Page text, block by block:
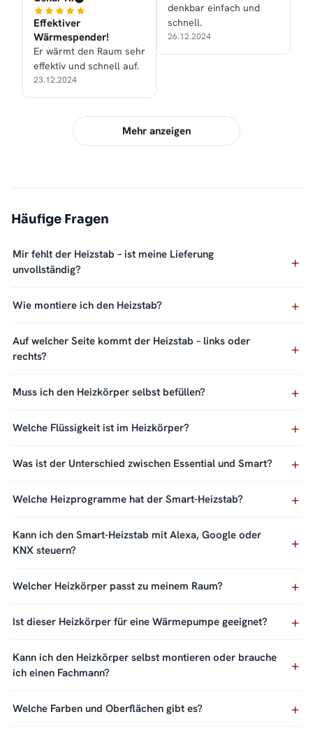
Effektiver
Wärmespender!
Er wärmt den Raum sehr
effektiv und schnell auf.
23.12.2024
denkbar einfach und
schnell.
26.12.2024
Mehr anzeigen
Häufige Fragen
Mir fehlt der Heizstab – ist meine Lieferung
unvollständig?
Wie montiere ich den Heizstab?
Auf welcher Seite kommt der Heizstab – links oder
rechts?
Muss ich den Heizkörper selbst befüllen?
Welche Flüssigkeit ist im Heizkörper?
Was ist der Unterschied zwischen Essential und Smart?
Welche Heizprogramme hat der Smart-Heizstab?
Kann ich den Smart-Heizstab mit Alexa, Google oder
KNX steuern?
Welcher Heizkörper passt zu meinem Raum?
Ist dieser Heizkörper für eine Wärmepumpe geeignet?
Kann ich den Heizkörper selbst montieren oder brauche
ich einen Fachmann?
Welche Farben und Oberflächen gibt es?